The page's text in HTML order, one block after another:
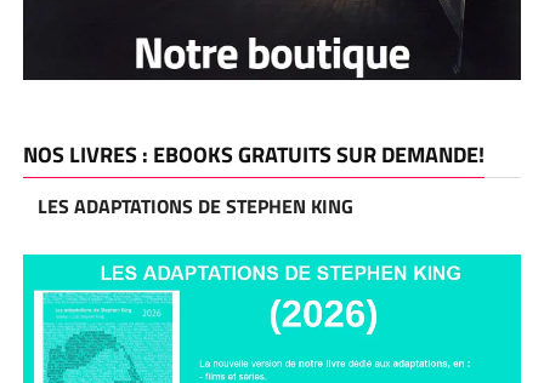
NOS LIVRES : EBOOKS GRATUITS SUR DEMANDE!
LES ADAPTATIONS DE STEPHEN KING